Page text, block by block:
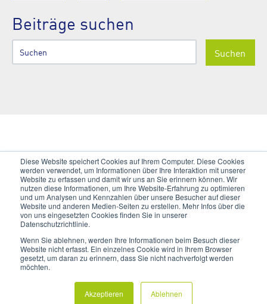
Diese Website speichert Cookies auf Ihrem Computer. Diese Cookies
werden verwendet, um Informationen über Ihre Interaktion mit unserer
Website zu erfassen und damit wir uns an Sie erinnern können. Wir
nutzen diese Informationen, um Ihre Website-Erfahrung zu optimieren
und um Analysen und Kennzahlen über unsere Besucher auf dieser
Website und anderen Medien-Seiten zu erstellen. Mehr Infos über die
von uns eingesetzten Cookies finden Sie in unserer
Datenschutzrichtlinie.
Wenn Sie ablehnen, werden Ihre Informationen beim Besuch dieser
Website nicht erfasst. Ein einzelnes Cookie wird in Ihrem Browser
gesetzt, um daran zu erinnern, dass Sie nicht nachverfolgt werden
möchten.
Akzeptieren Ablehnen
Beiträge suchen
Suchen
ErsteZurück
1 2 3 4 5 WeiterLetzte
Impressum
Datenschutz
© 2025 R.iT GmbH